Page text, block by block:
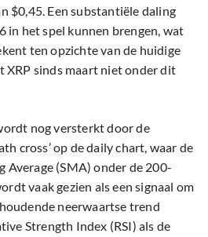
$0,45. Een substantiële daling
in het spel kunnen brengen, wat
ten opzichte van de huidige
XRP sinds maart niet onder dit
nog versterkt door de
cross’ op de daily chart, waar de
Average (SMA) onder de 200-
vaak gezien als een signaal om
neerwaartse trend
Strength Index (RSI) als de